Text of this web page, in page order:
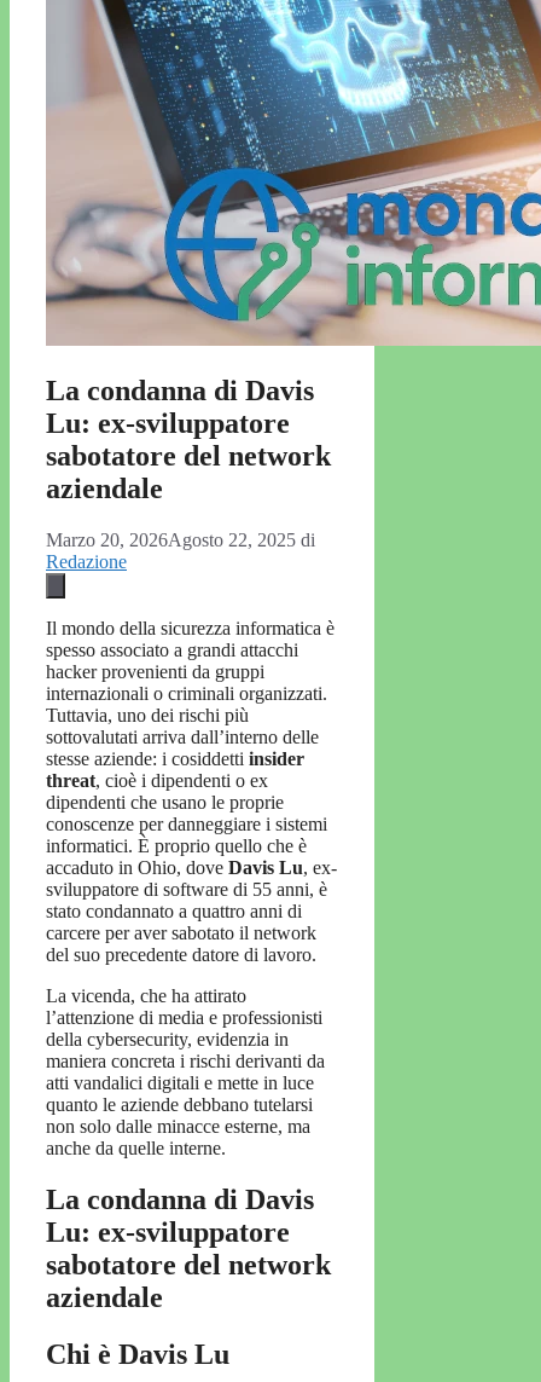
La condanna di Davis
Lu: ex-sviluppatore
sabotatore del network
aziendale
Marzo 20, 2026Agosto 22, 2025 di
Redazione
Il mondo della sicurezza informatica è
spesso associato a grandi attacchi
hacker provenienti da gruppi
internazionali o criminali organizzati.
Tuttavia, uno dei rischi più
sottovalutati arriva dall’interno delle
stesse aziende: i cosiddetti insider
threat, cioè i dipendenti o ex
dipendenti che usano le proprie
conoscenze per danneggiare i sistemi
informatici. È proprio quello che è
accaduto in Ohio, dove Davis Lu, ex-
sviluppatore di software di 55 anni, è
stato condannato a quattro anni di
carcere per aver sabotato il network
del suo precedente datore di lavoro.
La vicenda, che ha attirato
l’attenzione di media e professionisti
della cybersecurity, evidenzia in
maniera concreta i rischi derivanti da
atti vandalici digitali e mette in luce
quanto le aziende debbano tutelarsi
non solo dalle minacce esterne, ma
anche da quelle interne.
La condanna di Davis
Lu: ex-sviluppatore
sabotatore del network
aziendale
Chi è Davis Lu